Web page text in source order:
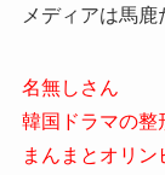
メディアは馬鹿
名無しさん
韓国ドラマの整
まんまとオリ